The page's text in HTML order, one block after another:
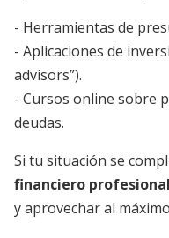
- Herramientas de
- Aplicaciones de
advisors”).
- Cursos online sobre
deudas.
Si tu situación se
financiero profesional
y aprovechar al